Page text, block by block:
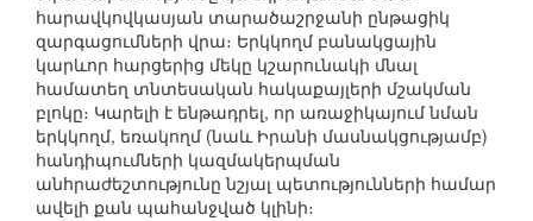
հարավկովկասյան տարածաշրջանի ընթացիկ
զարգացումների վրա։ Երկկողմ բանակցային
կարևոր հարցերից մեկը կշարունակի մնալ
համատեղ տնտեսական հակաքայլերի մշակման
բլոկը։ Կարելի է ենթադրել, որ առաջիկայում նման
երկկողմ, եռակողմ (նաև Իրանի մասնակցությամբ)
հանդիպումների կազմակերպման
անհրաժեշտությունը նշյալ պետությունների համար
ավելի քան պահանջված կլինի։